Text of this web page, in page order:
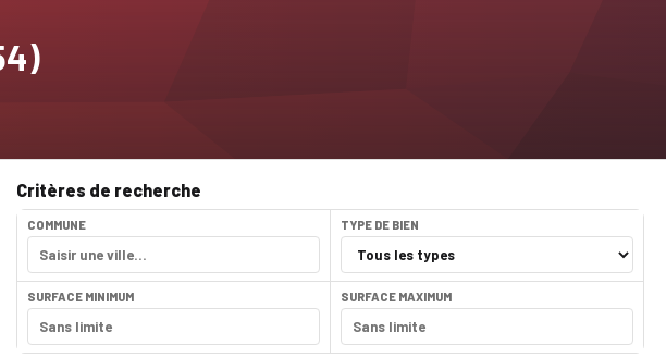
Critères de recherche
COMMUNE TYPE DE BIEN
SURFACE MINIMUM SURFACE MAXIMUM